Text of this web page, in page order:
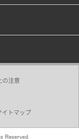
の注意
イトマップ